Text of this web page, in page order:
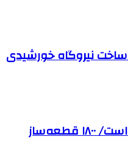
نیروگاه خورشیدی
بازار قطعه‌سازی رقابتی است/ ۱۸۰۰ قطعه‌ساز